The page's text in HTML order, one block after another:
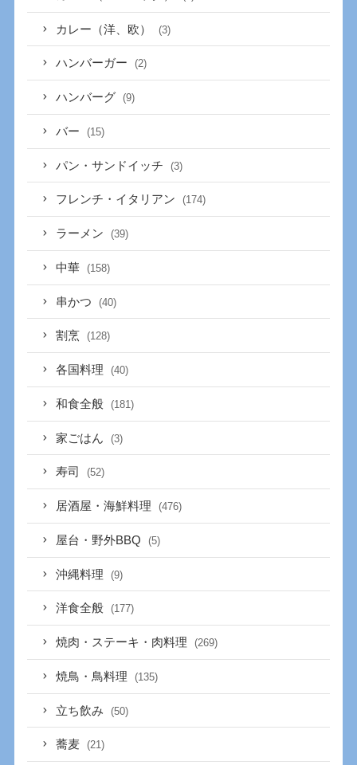
カレー（洋、欧） (3)
ハンバーガー (2)
ハンバーグ (9)
バー (15)
パン・サンドイッチ (3)
フレンチ・イタリアン (174)
ラーメン (39)
中華 (158)
串かつ (40)
割烹 (128)
各国料理 (40)
和食全般 (181)
家ごはん (3)
寿司 (52)
居酒屋・海鮮料理 (476)
屋台・野外BBQ (5)
沖縄料理 (9)
洋食全般 (177)
焼肉・ステーキ・肉料理 (269)
焼鳥・鳥料理 (135)
立ち飲み (50)
蕎麦 (21)